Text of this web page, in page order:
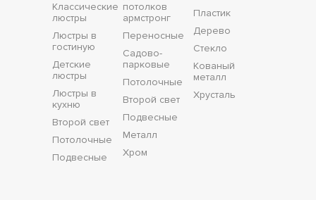
Классические
люстры
Люстры в
гостиную
Детские
люстры
Люстры в
кухню
Второй свет
Потолочные
Подвесные
потолков
армстронг
Переносные
Садово-
парковые
Потолочные
Второй свет
Подвесные
Металл
Хром
Пластик
Дерево
Стекло
Кованый
металл
Хрусталь